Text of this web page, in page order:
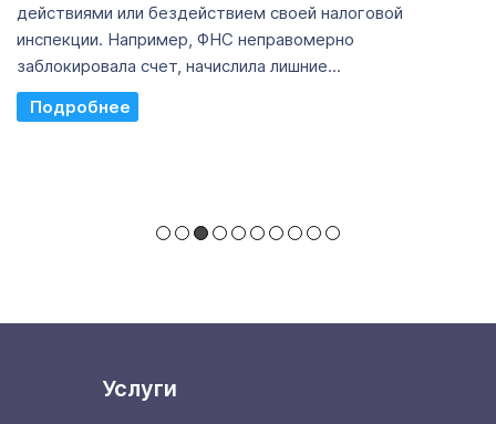
действиями или бездействием своей налоговой
инспекции. Например, ФНС неправомерно
заблокировала счет, начислила лишние...
Read More
Услуги